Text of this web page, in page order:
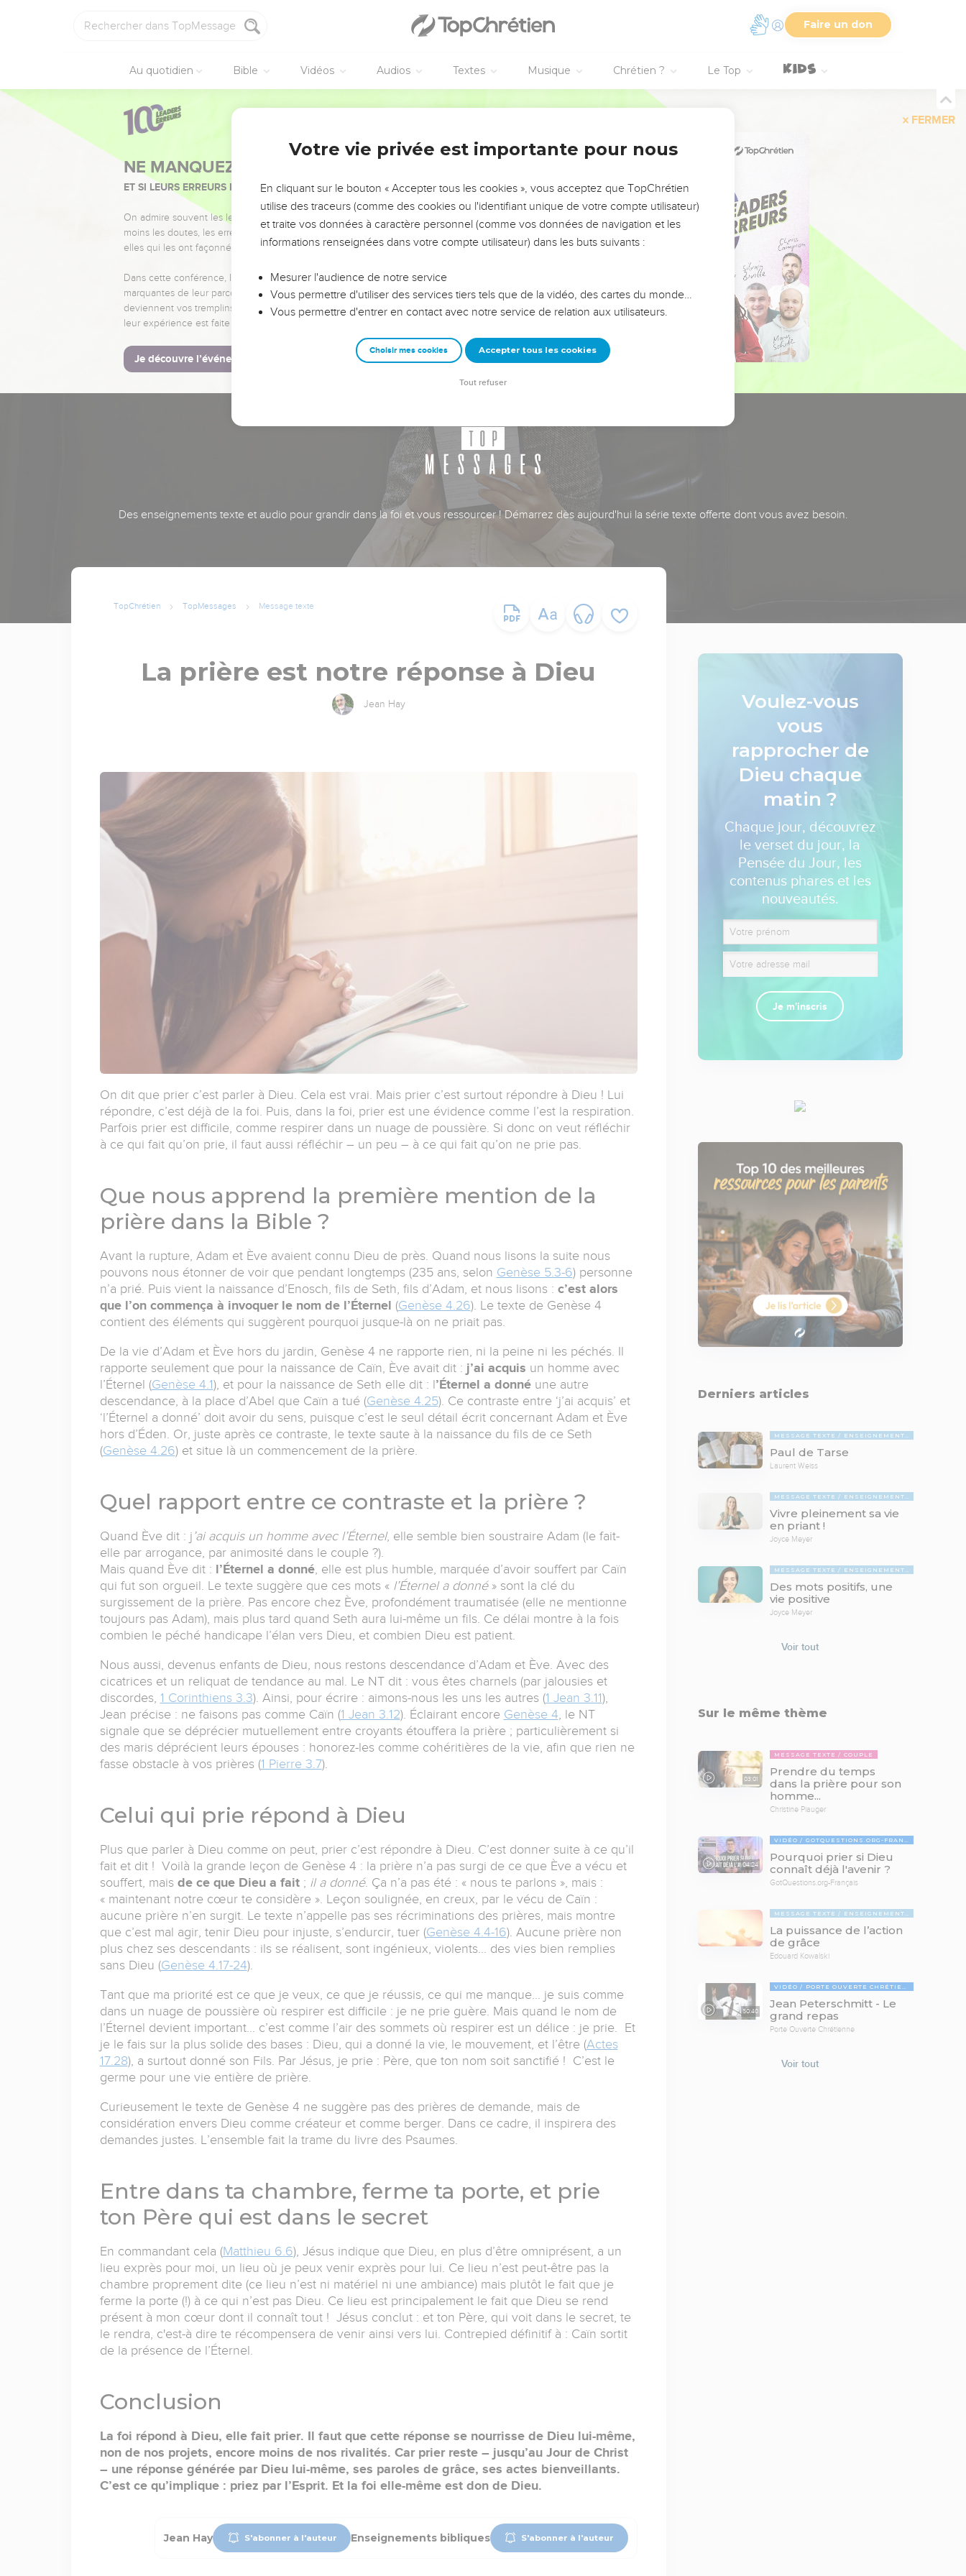
Faire un don
Au quotidien Bible Vidéos Audios Textes Musique Chrétien ? Le Top
FERMER
NE MANQUEZ PAS L’ÉVÉNEMENT DE L’ANNÉE !
ET SI LEURS ERREURS POUVAIENT VOUS ÉVITER LES VOTRES ?
On admire souvent les leaders pour leurs réussites, leur impact, leur foi ou leur vision. Mais on voit
moins les doutes, les erreurs et les saisons difficiles qu'ils ont traversés, alors même que ce sont
elles qui les ont façonnés.
Dans cette conférence, leaders, entrepreneurs, et responsables reviennent sur les erreurs
marquantes de leur parcours et les clés pour avancer avec plus de sagesse afin que leurs erreurs
deviennent vos tremplins. Que vous guidiez un ministère, une équipe, un groupe ou une famille,
leur expérience est faite pour vous.
Je découvre l’événement
Des enseignements texte et audio pour grandir dans la foi et vous ressourcer ! Démarrez dès aujourd'hui la série texte offerte dont vous avez besoin.
TopChrétien TopMessages Message texte
La prière est notre réponse à Dieu
Jean Hay
On dit que prier c’est parler à Dieu. Cela est vrai. Mais prier c’est surtout répondre à Dieu ! Lui
répondre, c’est déjà de la foi. Puis, dans la foi, prier est une évidence comme l’est la respiration.
Parfois prier est difficile, comme respirer dans un nuage de poussière. Si donc on veut réfléchir
à ce qui fait qu’on prie, il faut aussi réfléchir – un peu – à ce qui fait qu’on ne prie pas.
Que nous apprend la première mention de la
prière dans la Bible ?
Avant la rupture, Adam et Ève avaient connu Dieu de près. Quand nous lisons la suite nous
pouvons nous étonner de voir que pendant longtemps (235 ans, selon Genèse 5.3-6) personne
n’a prié. Puis vient la naissance d’Enosch, fils de Seth, fils d’Adam, et nous lisons : c’est alors
que l’on commença à invoquer le nom de l’Éternel (Genèse 4.26). Le texte de Genèse 4
contient des éléments qui suggèrent pourquoi jusque-là on ne priait pas.
De la vie d’Adam et Ève hors du jardin, Genèse 4 ne rapporte rien, ni la peine ni les péchés. Il
rapporte seulement que pour la naissance de Caïn, Ève avait dit : j’ai acquis un homme avec
l’Éternel (Genèse 4.1), et pour la naissance de Seth elle dit : l’Éternel a donnéune autre
descendance, à la place d’Abel que Caïn a tué (Genèse 4.25). Ce contraste entre ‘j’ai acquis’ et
‘l’Éternel a donné’ doit avoir du sens, puisque c’est le seul détail écrit concernant Adam et Ève
hors d’Éden. Or, juste après ce contraste, le texte saute à la naissance du fils de ce Seth
(Genèse 4.26) et situe là un commencement de la prière.
Quel rapport entre ce contraste et la prière ?
Quand Ève dit : j ’ai acquis un homme avec l’Éternel, elle semble bien soustraire Adam (le fait-
elle par arrogance, par animosité dans le couple ?).
Mais quand Ève dit : l’Éternel a donné, elle est plus humble, marquée d’avoir souffert par Caïn
qui fut son orgueil. Le texte suggère que ces mots « l’Éternel a donné» sont la clé du
surgissement de la prière. Pas encore chez Ève, profondément traumatisée (elle ne mentionne
toujours pas Adam), mais plus tard quand Seth aura lui-même un fils. Ce délai montre à la fois
combien le péché handicape l’élan vers Dieu, et combien Dieu est patient.
Nous aussi, devenus enfants de Dieu, nous restons descendance d’Adam et Ève. Avec des
cicatrices et un reliquat de tendance au mal. Le NT dit : vous êtes charnels (par jalousies et
discordes, 1 Corinthiens 3.3). Ainsi, pour écrire : aimons-nous les uns les autres (1 Jean 3.11),
Jean précise : ne faisons pas comme Caïn (1 Jean 3.12). Éclairant encore Genèse 4, le NT
signale que se déprécier mutuellement entre croyants étouffera la prière ; particulièrement si
des maris déprécient leurs épouses : honorez-les comme cohéritières de la vie, afin que rien ne
fasse obstacle à vos prières (1 Pierre 3.7).
Celui qui prie répond à Dieu
Plus que parler à Dieu comme on peut, prier c’est répondre à Dieu. C’est donner suite à ce qu’il
fait et dit ! Voilà la grande leçon de Genèse 4 : la prière n’a pas surgi de ce que Ève a vécu et
souffert, mais de ce que Dieu a fait ; il a donné. Ça n’a pas été : « nous te parlons », mais :
« maintenant notre cœur te considère ». Leçon soulignée, en creux, par le vécu de Caïn :
aucune prière n’en surgit. Le texte n’appelle pas ses récriminations des prières, mais montre
que c’est mal agir, tenir Dieu pour injuste, s’endurcir, tuer (Genèse 4.4-16). Aucune prière non
plus chez ses descendants : ils se réalisent, sont ingénieux, violents… des vies bien remplies
sans Dieu (Genèse 4.17-24).
Tant que ma priorité est ce que je veux, ce que je réussis, ce qui me manque… je suis comme
dans un nuage de poussière où respirer est difficile : je ne prie guère. Mais quand le nom de
l’Éternel devient important… c’est comme l’air des sommets où respirer est un délice : je prie. Et
je le fais sur la plus solide des bases : Dieu, qui a donné la vie, le mouvement, et l’être (Actes
17.28), a surtout donné son Fils. Par Jésus, je prie : Père, que ton nom soit sanctifié ! C’est le
germe pour une vie entière de prière.
Curieusement le texte de Genèse 4 ne suggère pas des prières de demande, mais de
considération envers Dieu comme créateur et comme berger. Dans ce cadre, il inspirera des
demandes justes. L’ensemble fait la trame du livre des Psaumes.
Entre dans ta chambre, ferme ta porte, et prie
ton Père qui est dans le secret
En commandant cela (Matthieu 6.6), Jésus indique que Dieu, en plus d’être omniprésent, a un
lieu exprès pour moi, un lieu où je peux venir exprès pour lui. Ce lieu n’est peut-être pas la
chambre proprement dite (ce lieu n’est ni matériel ni une ambiance) mais plutôt le fait que je
ferme la porte (!) à ce qui n’est pas Dieu. Ce lieu est principalement le fait que Dieu se rend
présent à mon cœur dont il connaît tout ! Jésus conclut : et ton Père, qui voit dans le secret, te
le rendra, c'est-à dire te récompensera de venir ainsi vers lui. Contrepied définitif à : Caïn sortit
de la présence de l’Éternel.
Conclusion
La foi répond à Dieu, elle fait prier. Il faut que cette réponse se nourrisse de Dieu lui-même,
non de nos projets, encore moins de nos rivalités. Car prier reste – jusqu’au Jour de Christ
– une réponse générée par Dieu lui-même, ses paroles de grâce, ses actes bienveillants.
C’est ce qu’implique : priez par l’Esprit. Et la foi elle-même est don de Dieu.
Jean Hay S'abonner à l'auteur Enseignements bibliques S'abonner à l'auteur
Voulez-vous
vous
rapprocher de
Dieu chaque
matin ?
Chaque jour, découvrez
le verset du jour, la
Pensée du Jour, les
contenus phares et les
nouveautés.
Je m'inscris
Derniers articles
MESSAGE TEXTE ENSEIGNEMENTS BIBLIQUES
Paul de Tarse
Laurent Weiss
MESSAGE TEXTE ENSEIGNEMENTS BIBLIQUES
Vivre pleinement sa vie
en priant !
Joyce Meyer
MESSAGE TEXTE ENSEIGNEMENTS BIBLIQUES
Des mots positifs, une
vie positive
Joyce Meyer
Voir tout
Sur le même thème
03:01
MESSAGE TEXTE COUPLE
Prendre du temps
dans la prière pour son
homme...
Christine Piauger
04:24
VIDÉO GOTQUESTIONS.ORG-FRANÇAIS
Pourquoi prier si Dieu
connaît déjà l'avenir ?
GotQuestions.org-Français
MESSAGE TEXTE ENSEIGNEMENTS BIBLIQUES
La puissance de l’action
de grâce
Edouard Kowalski
50:40
VIDÉO PORTE OUVERTE CHRÉTIENNE
Jean Peterschmitt - Le
grand repas
Porte Ouverte Chrétienne
Voir tout
Votre vie privée est importante pour nous
En cliquant sur le bouton « Accepter tous les cookies », vous acceptez que TopChrétien
utilise des traceurs (comme des cookies ou l'identifiant unique de votre compte utilisateur)
et traite vos données à caractère personnel (comme vos données de navigation et les
informations renseignées dans votre compte utilisateur) dans les buts suivants :
Mesurer l'audience de notre service
Vous permettre d'utiliser des services tiers tels que de la vidéo, des cartes du monde…
Vous permettre d'entrer en contact avec notre service de relation aux utilisateurs.
Choisir mes cookies Accepter tous les cookies
Tout refuser